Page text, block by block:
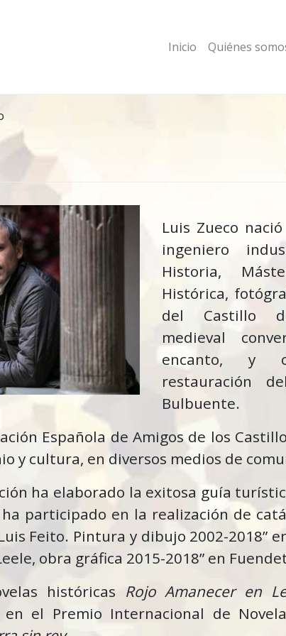
Inicio Quiénes
Luis Zueco
ingeniero
Historia,
Histórica,
del Castillo
medieval
encanto, y
restauración
Bulbuente.
Española de Amigos de los
y cultura, en diversos medios de
ha elaborado la exitosa guía
ha participado en la realización de
Feito. Pintura y dibujo 2002-2018”
obra gráfica 2015-2018” en
históricas Rojo Amanecer en
el Premio Internacional de